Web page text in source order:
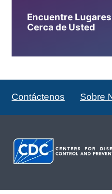
Encuentre
Cerca de Usted
Contáctenos Sobre